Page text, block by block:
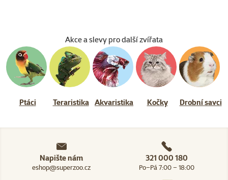
Akce a slevy pro další zvířata
Ptáci Teraristika Akvaristika Kočky Drobní savci
Napište nám
eshop@superzoo.cz
321 000 180
Po–Pá 7:00 – 18:00